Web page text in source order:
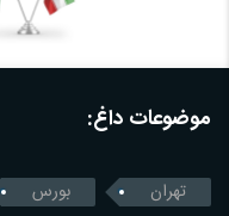
موضوعات داغ:
تهران بورس